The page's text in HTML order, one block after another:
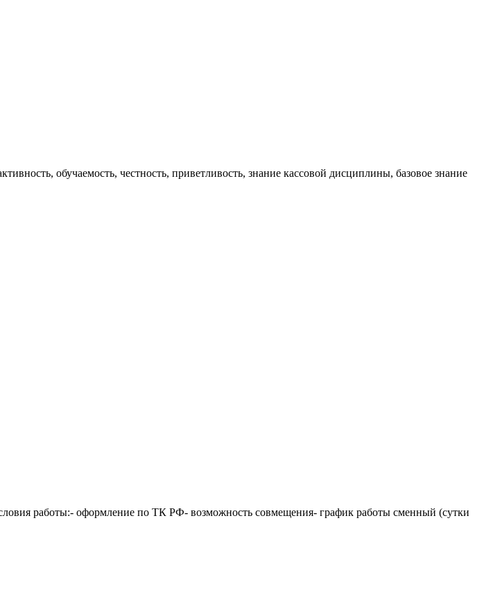
обучаемость, честность, приветливость, знание кассовой дисциплины, базовое знание
работы:- оформление по ТК РФ- возможность совмещения- график работы сменный (сутки